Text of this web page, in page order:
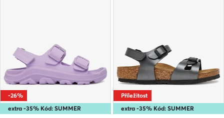
extra -35% Kód: SUMMER
-26%
extra -35% Kód: SUMMER
Příležitost